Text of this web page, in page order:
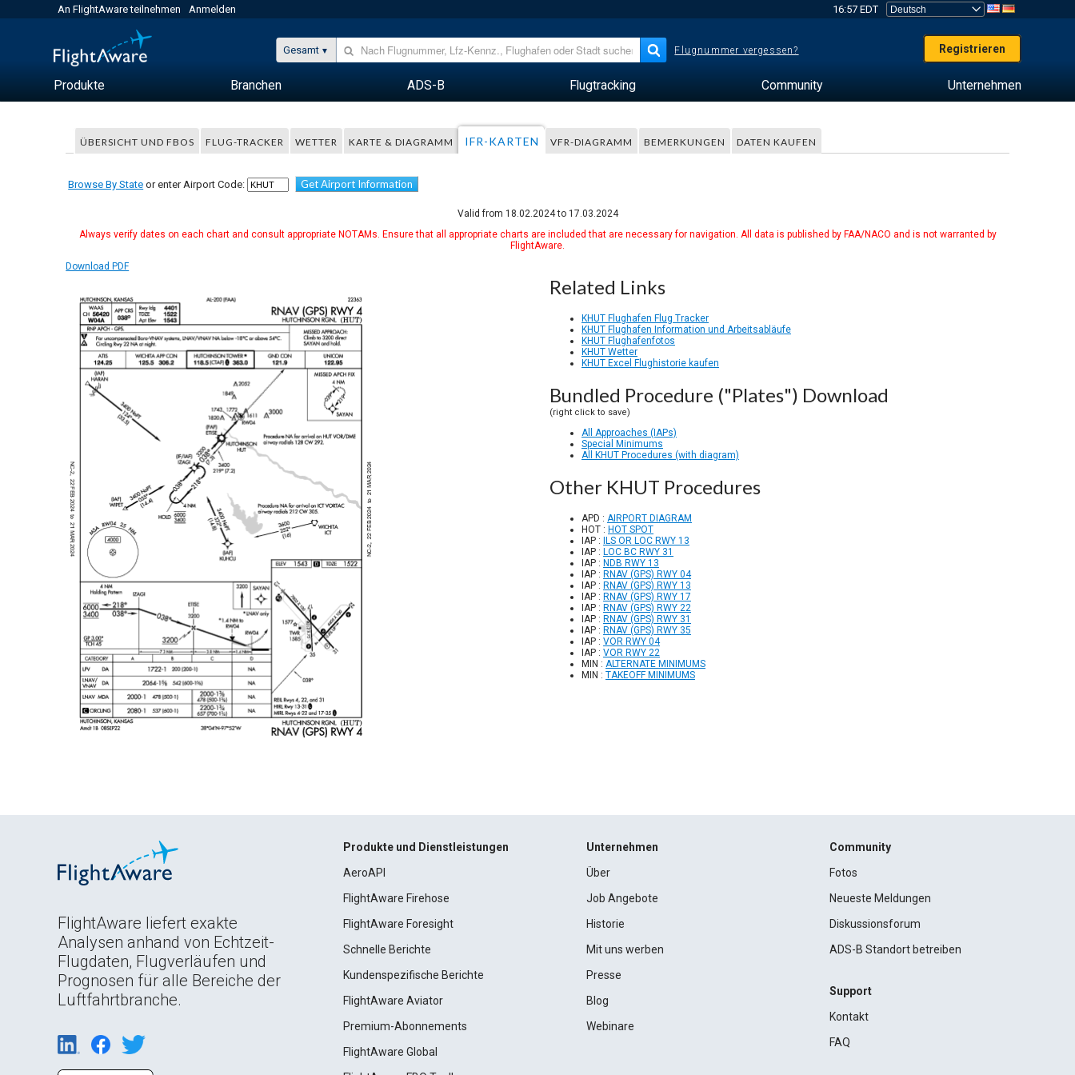
An FlightAware teilnehmen Anmelden 16:57 EDT
Gesamt Flugnummer vergessen? Registrieren
Produkte Branchen ADS-B Flugtracking Community Unternehmen
ÜBERSICHT UND FBOS FLUG-TRACKER WETTER KARTE & DIAGRAMM IFR-KARTEN VFR-DIAGRAMM BEMERKUNGEN DATEN KAUFEN
Browse By State or enter Airport Code: Get Airport Information
Valid from 18.02.2024 to 17.03.2024
Always verify dates on each chart and consult appropriate NOTAMs. Ensure that all appropriate charts are included that are necessary for navigation. All data is published by FAA/NACO and is not warranted by
FlightAware.
Download PDF
Related Links
KHUT Flughafen Flug Tracker
KHUT Flughafen Information und Arbeitsabläufe
KHUT Flughafenfotos
KHUT Wetter
KHUT Excel Flughistorie kaufen
Bundled Procedure ("Plates") Download
(right click to save)
All Approaches (IAPs)
Special Minimums
All KHUT Procedures (with diagram)
Other KHUT Procedures
APD : AIRPORT DIAGRAM
HOT : HOT SPOT
IAP :
ILS OR LOC RWY 13
IAP : LOC BC RWY 31
IAP : NDB RWY 13
IAP : RNAV (GPS) RWY 04
IAP : RNAV (GPS) RWY 13
IAP : RNAV (GPS) RWY 17
IAP : RNAV (GPS) RWY 22
IAP : RNAV (GPS) RWY 31
IAP : RNAV (GPS) RWY 35
IAP : VOR RWY 04
IAP : VOR RWY 22
MIN : ALTERNATE MINIMUMS
MIN : TAKEOFF MINIMUMS
FlightAware liefert exakte
Analysen anhand von Echtzeit-
Flugdaten, Flugverläufen und
Prognosen für alle Bereiche der
Luftfahrtbranche.
Produkte und Dienstleistungen
AeroAPI
FlightAware Firehose
FlightAware Foresight
Schnelle Berichte
Kundenspezifische Berichte
FlightAware Aviator
Premium-Abonnements
FlightAware Global
Unternehmen
Über
Job Angebote
Historie
Mit uns werben
Presse
Blog
Webinare
Community
Fotos
Neueste Meldungen
Diskussionsforum
ADS-B Standort betreiben
Support
Kontakt
FAQ